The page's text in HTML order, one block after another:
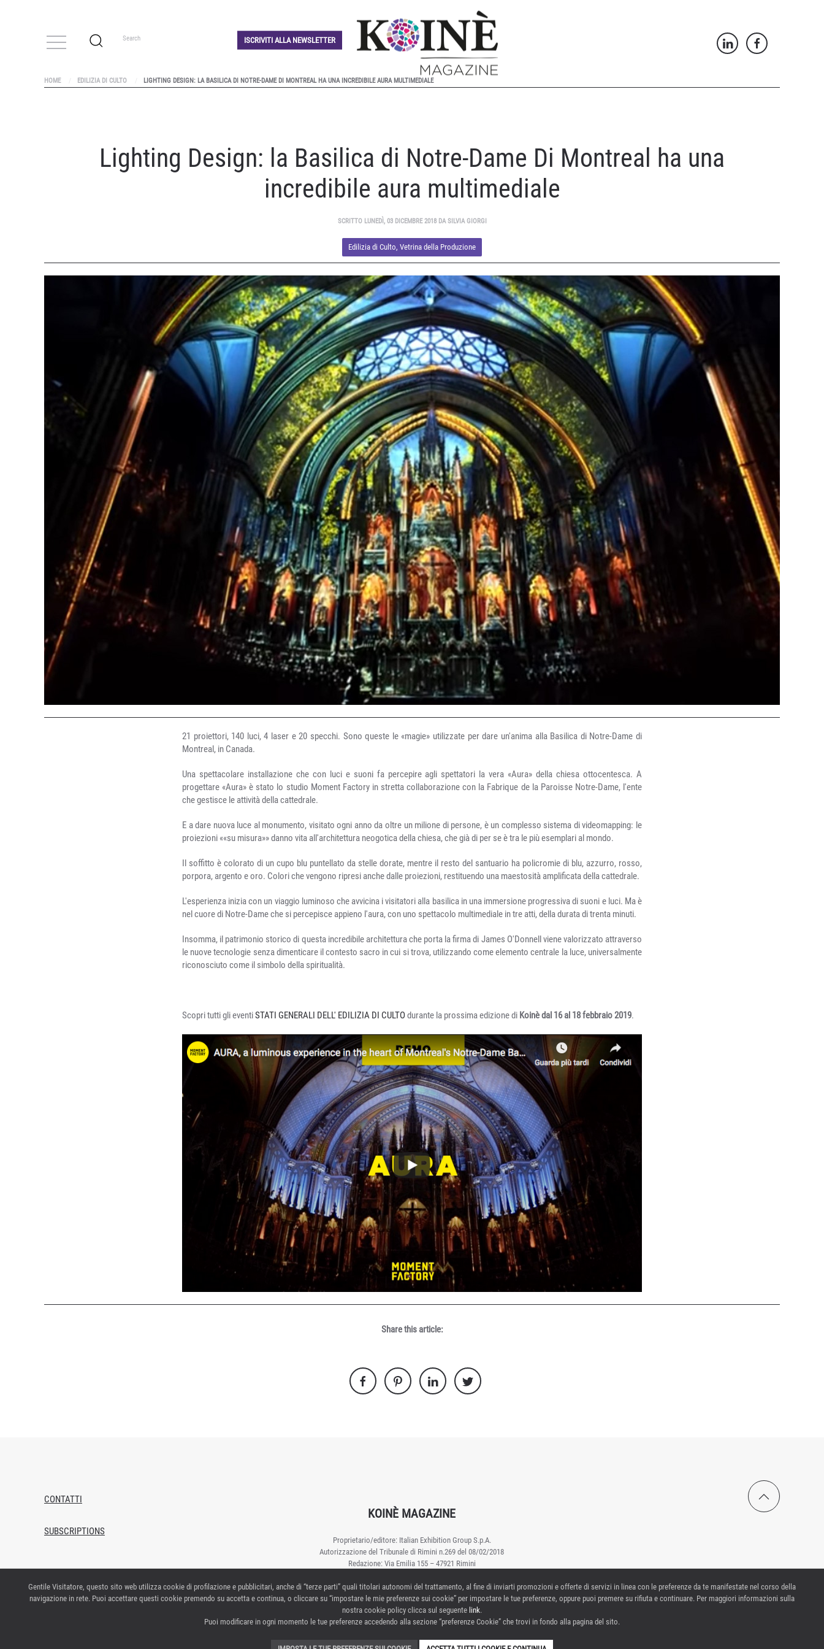
ISCRIVITI ALLA NEWSLETTER
HOME EDILIZIA DI CULTO LIGHTING DESIGN: LA BASILICA DI NOTRE-DAME DI MONTREAL HA UNA INCREDIBILE AURA MULTIMEDIALE
Lighting Design: la Basilica di Notre-Dame Di Montreal ha una
incredibile aura multimediale
SCRITTO LUNEDÌ, 03 DICEMBRE 2018 DA SILVIA GIORGI
Edilizia di Culto, Vetrina della Produzione
21 proiettori, 140 luci, 4 laser e 20 specchi. Sono queste le «magie» utilizzate per dare un'anima alla Basilica di Notre-Dame di
Montreal, in Canada.
Una spettacolare installazione che con luci e suoni fa percepire agli spettatori la vera «Aura» della chiesa ottocentesca. A
progettare «Aura» è stato lo studio Moment Factory in stretta collaborazione con la Fabrique de la Paroisse Notre-Dame, l'ente
che gestisce le attività della cattedrale.
E a dare nuova luce al monumento, visitato ogni anno da oltre un milione di persone, è un complesso sistema di videomapping: le
proiezioni ««su misura»» danno vita all'architettura neogotica della chiesa, che già di per se è tra le più esemplari al mondo.
Il soffitto è colorato di un cupo blu puntellato da stelle dorate, mentre il resto del santuario ha policromie di blu, azzurro, rosso,
porpora, argento e oro. Colori che vengono ripresi anche dalle proiezioni, restituendo una maestosità amplificata della cattedrale.
L'esperienza inizia con un viaggio luminoso che avvicina i visitatori alla basilica in una immersione progressiva di suoni e luci. Ma è
nel cuore di Notre-Dame che si percepisce appieno l'aura, con uno spettacolo multimediale in tre atti, della durata di trenta minuti.
Insomma, il patrimonio storico di questa incredibile architettura che porta la firma di James O'Donnell viene valorizzato attraverso
le nuove tecnologie senza dimenticare il contesto sacro in cui si trova, utilizzando come elemento centrale la luce, universalmente
riconosciuto come il simbolo della spiritualità.
Scopri tutti gli eventiSTATI GENERALI DELL' EDILIZIA DI CULTO durante la prossima edizione di Koinè dal 16 al 18 febbraio 2019.
Share this article:
CONTATTI
SUBSCRIPTIONS
KOINÈ MAGAZINE
Proprietario/editore: Italian Exhibition Group S.p.A.
Autorizzazione del Tribunale di Rimini n.269 del 08/02/2018
Redazione: Via Emilia 155 – 47921 Rimini
Contattaci:
PRIVACY POLICY
Gentile Visitatore, questo sito web utilizza cookie di profilazione e pubblicitari, anche di “terze parti” quali titolari autonomi del trattamento, al fine di inviarti promozioni e offerte di servizi in linea con le preferenze da te manifestate nel corso della
navigazione in rete. Puoi accettare questi cookie premendo su accetta e continua, o cliccare su “impostare le mie preferenze sui cookie” per impostare le tue preferenze, oppure puoi premere su rifiuta e continuare. Per maggiori informazioni sulla
nostra cookie policy clicca sul seguente link.
Puoi modificare in ogni momento le tue preferenze accedendo alla sezione “preferenze Cookie” che trovi in fondo alla pagina del sito.